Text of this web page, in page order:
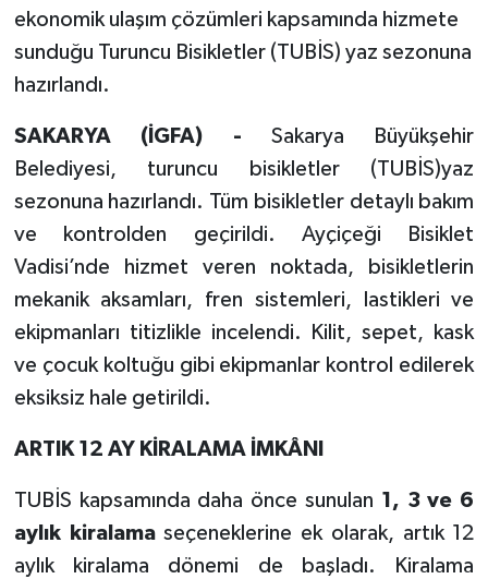
ekonomik ulaşım çözümleri kapsamında hizmete
sunduğu Turuncu Bisikletler (TUBİS) yaz sezonuna
hazırlandı.
SAKARYA (İGFA) - Sakarya Büyükşehir
Belediyesi, turuncu bisikletler (TUBİS)yaz
sezonuna hazırlandı. Tüm bisikletler detaylı bakım
ve kontrolden geçirildi. Ayçiçeği Bisiklet
Vadisi’nde hizmet veren noktada, bisikletlerin
mekanik aksamları, fren sistemleri, lastikleri ve
ekipmanları titizlikle incelendi. Kilit, sepet, kask
ve çocuk koltuğu gibi ekipmanlar kontrol edilerek
eksiksiz hale getirildi.
ARTIK 12 AY KİRALAMA İMKÂNI
TUBİS kapsamında daha önce sunulan 1, 3 ve 6
aylık kiralamaseçeneklerine ek olarak, artık 12
aylık kiralama dönemi de başladı. Kiralama